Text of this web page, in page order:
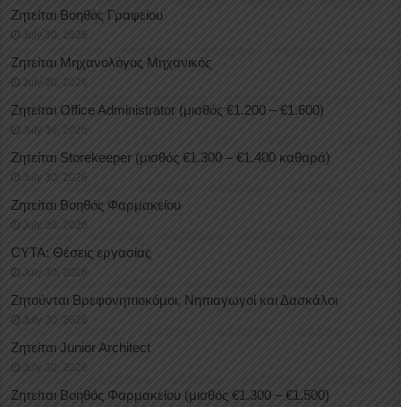
Ζητείται Βοηθός Γραφείου
July 30, 2026
Ζητείται Μηχανολόγος Μηχανικός
July 30, 2026
Ζητείται Office Administrator (μισθός €1.200 – €1.600)
July 30, 2026
Ζητείται Storekeeper (μισθός €1.300 – €1.400 καθαρά)
July 30, 2026
Ζητείται Βοηθός Φαρμακείου
July 30, 2026
CYTA: Θέσεις εργασίας
July 30, 2026
Ζητούνται Βρεφονηπιοκόμοι, Νηπιαγωγοί και Δασκάλοι
July 30, 2026
Ζητείται Junior Architect
July 30, 2026
Ζητείται Βοηθός Φαρμακείου (μισθός €1.300 – €1.500)